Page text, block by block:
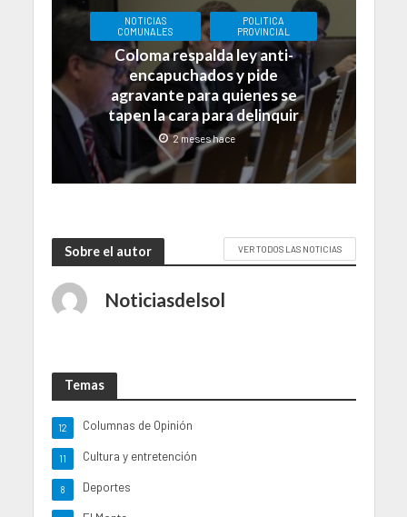
NOTICIAS
COMUNALES
POLITICA
PROVINCIAL
Coloma respalda ley anti-
encapuchados y pide
agravante para quienes se
tapen la cara para delinquir
2 meses hace
Sobre el autor VER TODOS LAS NOTICIAS
Noticiasdelsol
Temas
Columnas de Opinión
12
Cultura y entretención
11
Deportes
8